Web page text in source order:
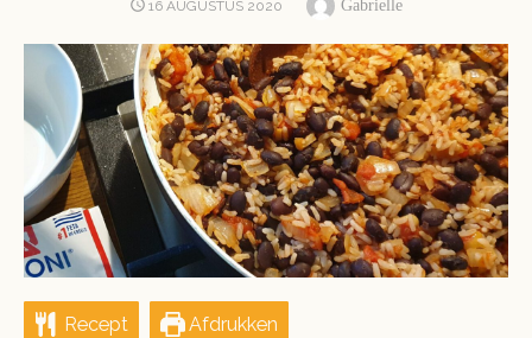
POSTED
16 AUGUSTUS 2020 Author
Gabrielle
Recept Afdrukken